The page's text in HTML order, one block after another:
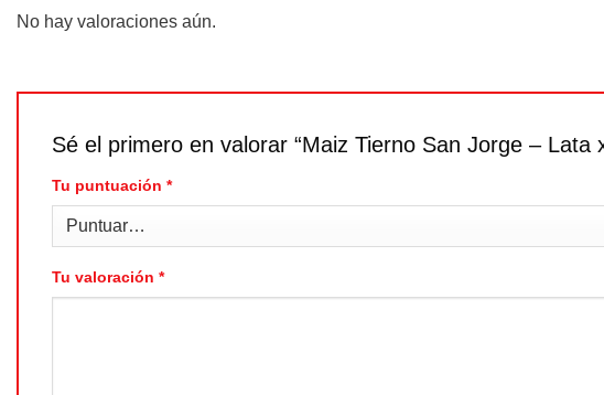
No hay valoraciones aún.
Sé el primero en valorar “Maiz Tierno San Jorge – Lata
Tu puntuación *
Tu valoración *